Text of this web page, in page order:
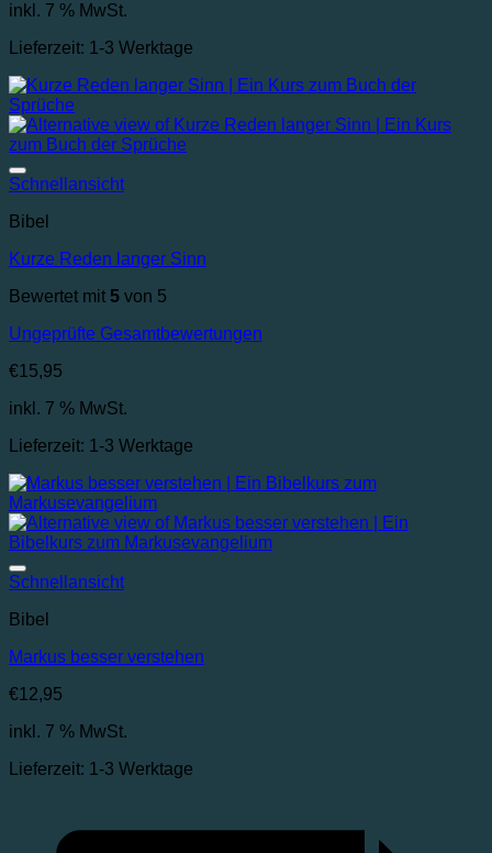
inkl. 7 % MwSt.
Lieferzeit: 1-3 Werktage
Schnellansicht
Bibel
Kurze Reden langer Sinn
Bewertet mit 5 von 5
Ungeprüfte Gesamtbewertungen
€15,95
inkl. 7 % MwSt.
Lieferzeit: 1-3 Werktage
Schnellansicht
Bibel
Markus besser verstehen
€12,95
inkl. 7 % MwSt.
Lieferzeit: 1-3 Werktage